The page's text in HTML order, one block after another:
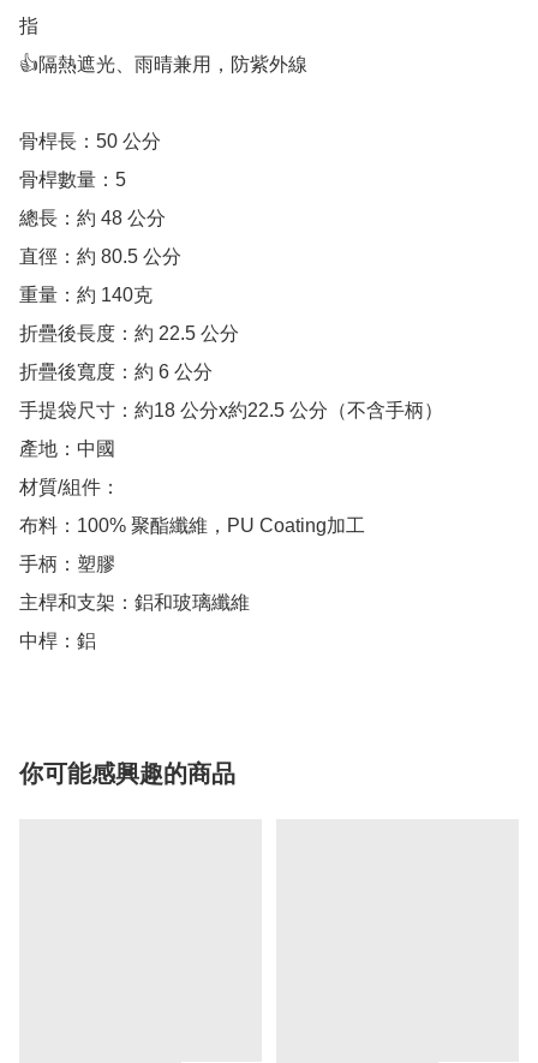
指
👍隔熱遮光、雨晴兼用，防紫外線
骨桿長：50 公分
骨桿數量：5
總長：約 48 公分
直徑：約 80.5 公分
重量：約 140克
折疊後長度：約 22.5 公分
折疊後寬度：約 6 公分
手提袋尺寸：約18 公分x約22.5 公分（不含手柄）
產地：中國
材質/組件：
布料：100% 聚酯纖維，PU Coating加工
手柄：塑膠
主桿和支架：鋁和玻璃纖維
中桿：鋁
你可能感興趣的商品